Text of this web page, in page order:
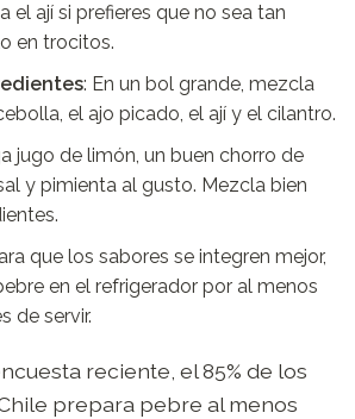
el ají si prefieres que no sea tan
en trocitos.
: En un bol grande, mezcla
el ajo picado, el ají y el cilantro.
jugo de limón, un buen chorro de
y pimienta al gusto. Mezcla bien
que los sabores se integren mejor,
en el refrigerador por al menos
de servir.
reciente, el 85% de los
prepara pebre al menos